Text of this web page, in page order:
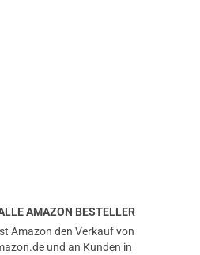
AMAZON BESTELLER
Amazon den Verkauf von
und an Kunden in